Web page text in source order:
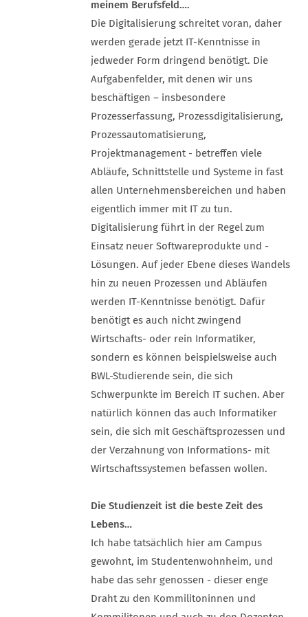
meinem Berufsfeld….
Die Digitalisierung schreitet voran, daher
werden gerade jetzt IT-Kenntnisse in
jedweder Form dringend benötigt. Die
Aufgabenfelder, mit denen wir uns
beschäftigen – insbesondere
Prozesserfassung, Prozessdigitalisierung,
Prozessautomatisierung,
Projektmanagement - betreffen viele
Abläufe, Schnittstelle und Systeme in fast
allen Unternehmensbereichen und haben
eigentlich immer mit IT zu tun.
Digitalisierung führt in der Regel zum
Einsatz neuer Softwareprodukte und -
Lösungen. Auf jeder Ebene dieses Wandels
hin zu neuen Prozessen und Abläufen
werden IT-Kenntnisse benötigt. Dafür
benötigt es auch nicht zwingend
Wirtschafts- oder rein Informatiker,
sondern es können beispielsweise auch
BWL-Studierende sein, die sich
Schwerpunkte im Bereich IT suchen. Aber
natürlich können das auch Informatiker
sein, die sich mit Geschäftsprozessen und
der Verzahnung von Informations- mit
Wirtschaftssystemen befassen wollen.
Die Studienzeit ist die beste Zeit des
Lebens…
Ich habe tatsächlich hier am Campus
gewohnt, im Studentenwohnheim, und
habe das sehr genossen - dieser enge
Draht zu den Kommilitoninnen und